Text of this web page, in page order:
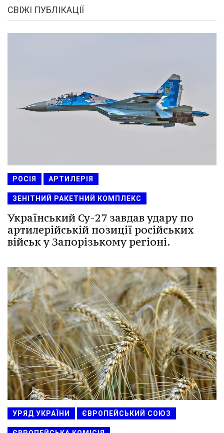
СВІЖІ ПУБЛІКАЦІЇ
РОСІЯ АРТИЛЕРІЯ
ЗЕНІТНИЙ РАКЕТНИЙ КОМПЛЕКС
Український Су-27 завдав удару по
артилерійській позиції російських
військ у Запорізькому регіоні.
УРЯД УКРАЇНИ ЄВРОПЕЙСЬКИЙ СОЮЗ